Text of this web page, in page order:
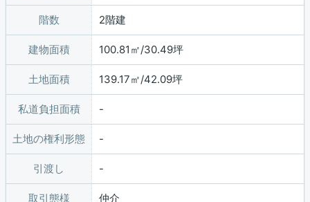
階数 2階建
建物面積 100.81㎡/30.49坪
土地面積 139.17㎡/42.09坪
私道負担面積
土地の権利形態
引渡し
取引態様 仲介